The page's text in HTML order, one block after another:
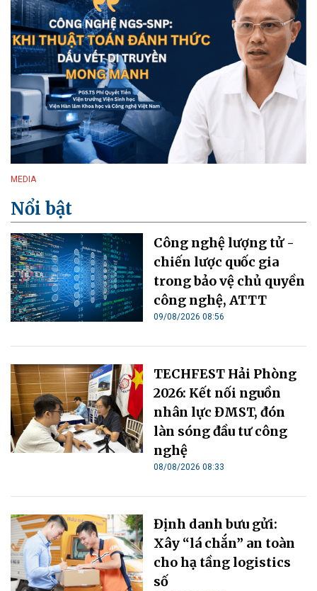
MEDIA
Nổi bật
Công nghệ lượng tử -
chiến lược quốc gia
trong bảo vệ chủ quyền
công nghệ, ATTT
09/08/2026 08:56
TECHFEST Hải Phòng
2026: Kết nối nguồn
nhân lực ĐMST, đón
làn sóng đầu tư công
nghệ
08/08/2026 08:33
Định danh bưu gửi:
Xây “lá chắn” an toàn
cho hạ tầng logistics
số